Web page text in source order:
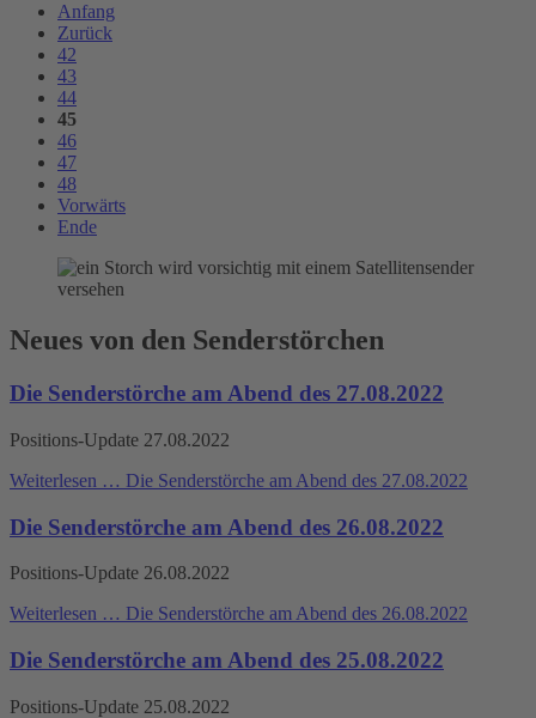
Anfang
Zurück
42
43
44
45
46
47
48
Vorwärts
Ende
Neues von den Senderstörchen
Die Senderstörche am Abend des 27.08.2022
Positions-Update 27.08.2022
Weiterlesen … Die Senderstörche am Abend des 27.08.2022
Die Senderstörche am Abend des 26.08.2022
Positions-Update 26.08.2022
Weiterlesen … Die Senderstörche am Abend des 26.08.2022
Die Senderstörche am Abend des 25.08.2022
Positions-Update 25.08.2022